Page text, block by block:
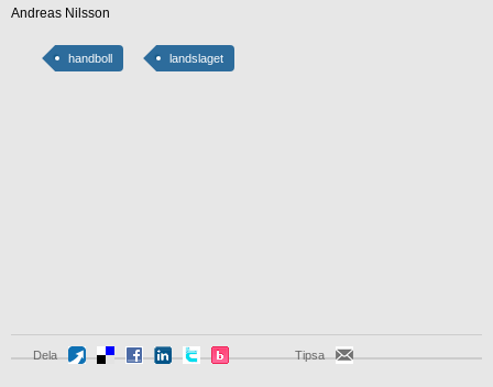
Andreas Nilsson
handboll landslaget
Dela Tipsa